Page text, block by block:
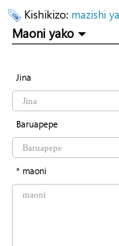
Kishikizo: mazishi
Maoni yako
Jina
Baruapepe
* maoni